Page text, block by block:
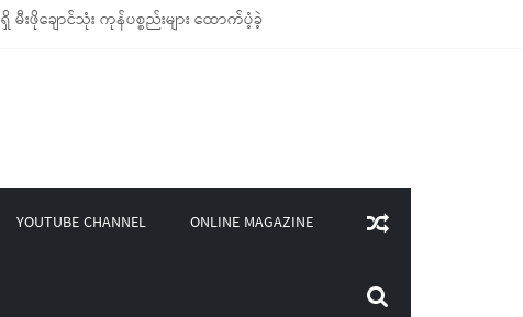
းဖိုချောင်သုံး ကုန်ပစ္စည်းများ ထောက်ပံ့ခဲ့
ကြောင်းပါ လက်ကမ်းစာစောင်များ ပေးဝေခဲ့
YOUTUBE CHANNEL ONLINE MAGAZINE